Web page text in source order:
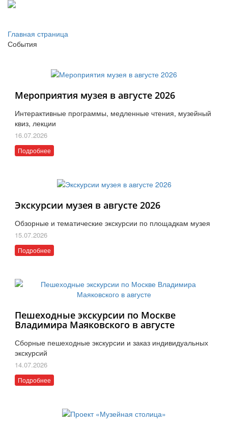
Главная страница
События
Мероприятия музея в августе 2026
Интерактивные программы, медленные чтения, музейный
квиз, лекции
16.07.2026
Подробнее
Экскурсии музея в августе 2026
Обзорные и тематические экскурсии по площадкам музея
15.07.2026
Подробнее
Пешеходные экскурсии по Москве
Владимира Маяковского в августе
Сборные пешеходные экскурсии и заказ индивидуальных
экскурсий
14.07.2026
Подробнее